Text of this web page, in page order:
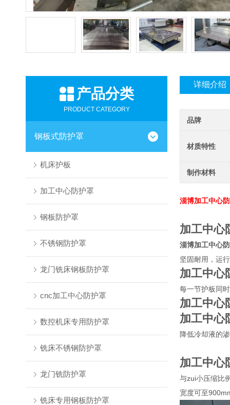
产品分类
PRODUCT CATEGORY
钢板式防护罩
机床护板
加工中心防护罩
钢板防护罩
不锈钢防护罩
龙门铣床钢板防护罩
cnc加工中心防护罩
数控机床专用防护罩
铣床不锈钢防护罩
龙门铣防护罩
铣床专用钢板防护罩
详细介绍
品牌
材质特性
制作材料
淄博加工中心
加工中心
淄博加工中心
坚固耐用，运
加工中心
每一节护板同
加工中心
加工中心
降低冷却液的
加工中心
与zui小压缩比
宽度可至